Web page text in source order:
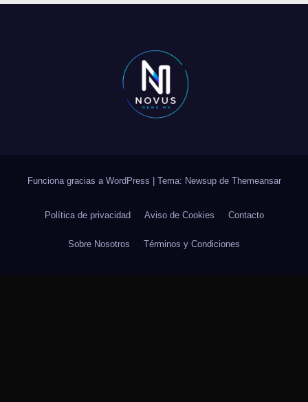
Funciona gracias a WordPress Tema: Newsup de Themeansar
Política de privacidad Aviso de Cookies Contacto
Sobre Nosotros Términos y Condiciones